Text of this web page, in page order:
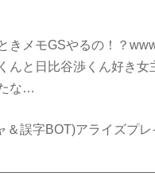
きメモGSやるの！？
んと日比谷渉くん好き
な…
誤字BOT)アライズプレ